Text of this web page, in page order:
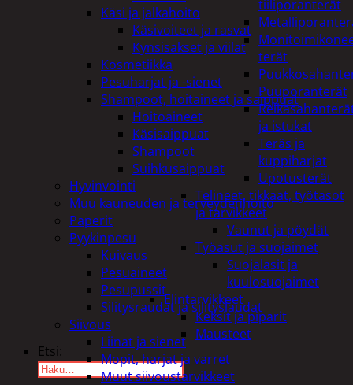
tiiliporanterät
terät
Puuporanterät
ja istukat
Teräs ja
kuppiharjat
Upotusterät
Telineet, tikkaat, työtasot
ja tarvikkeet
Vaunut ja pöydät
Työasut ja suojaimet
Suojalasit ja
kuulosuojaimet
Elintarvikkeet
Keksit ja piparit
Mausteet
Etsi:
Käsi ja jalkahoito
Käsivoiteet ja rasvat
Kynsisakset ja viilat
Kosmetiikka
Pesuharjat ja -sienet
Shampoot, hoitaineet ja saippuat
Hoitoaineet
Käsisaippuat
Shampoot
Suihkusaippuat
Hyvinvointi
Muu kauneuden ja terveydenhoito
Paperit
Pyykinpesu
Kuivaus
Pesuaineet
Pesupussit
Silitysraudat ja silityslaudat
Siivous
Liinat ja sienet
Mopit, harjat ja varret
Muut siivoustarvikkeet